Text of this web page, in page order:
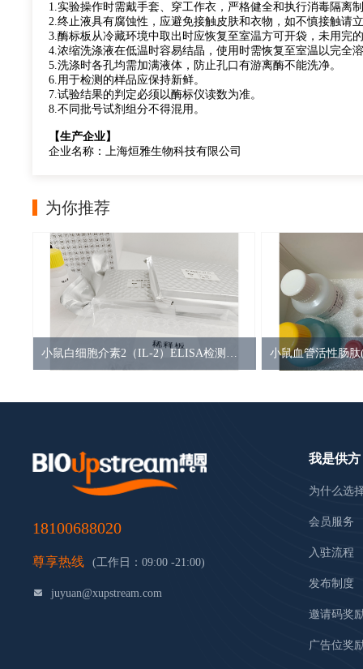
1.实验操作时需戴手套、穿工作衣，严格健全和执行消毒隔离
2.终止液具有腐蚀性，应避免接触皮肤和衣物，如不慎接触请
3.酶标板从冷藏环境中取出时应恢复至室温方可开袋，未用完
4.浓缩洗涤液在低温时容易结晶，使用时需恢复至室温以完全
5.洗涤时各孔均需加满液体，防止孔口有游离酶不能洗净。
6.用于检测的样品应保持新鲜。
7.试验结果的判定必须以酶标仪读数为准。
8.不同批号试剂组分不得混用。
【生产企业】
企业名称：上海烜雅生物科技有限公司
为你推荐
小鼠白细胞介素2（IL-2）ELISA检测试剂盒
18100688020
尊享热线 (工作日：09:00 -21:00)
juyuan@xupstream.com
我是供方
为什么选
会员服务
入驻流程
发布制度
邀请码奖
广告位奖